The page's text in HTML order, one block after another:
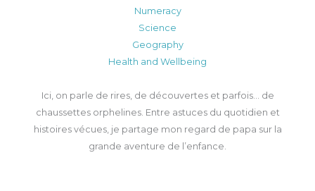
Numeracy
Science
Geography
Health and Wellbeing
Ici, on parle de rires, de découvertes et parfois… de
chaussettes orphelines. Entre astuces du quotidien et
histoires vécues, je partage mon regard de papa sur la
grande aventure de l’enfance.